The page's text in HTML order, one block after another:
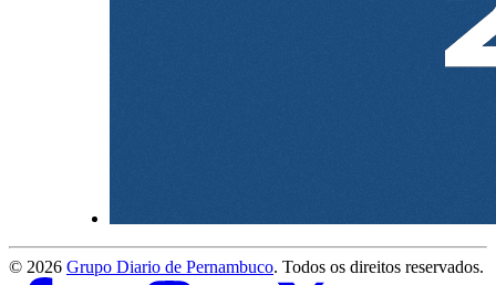
© 2026 Grupo Diario de Pernambuco. Todos os direitos reservados.